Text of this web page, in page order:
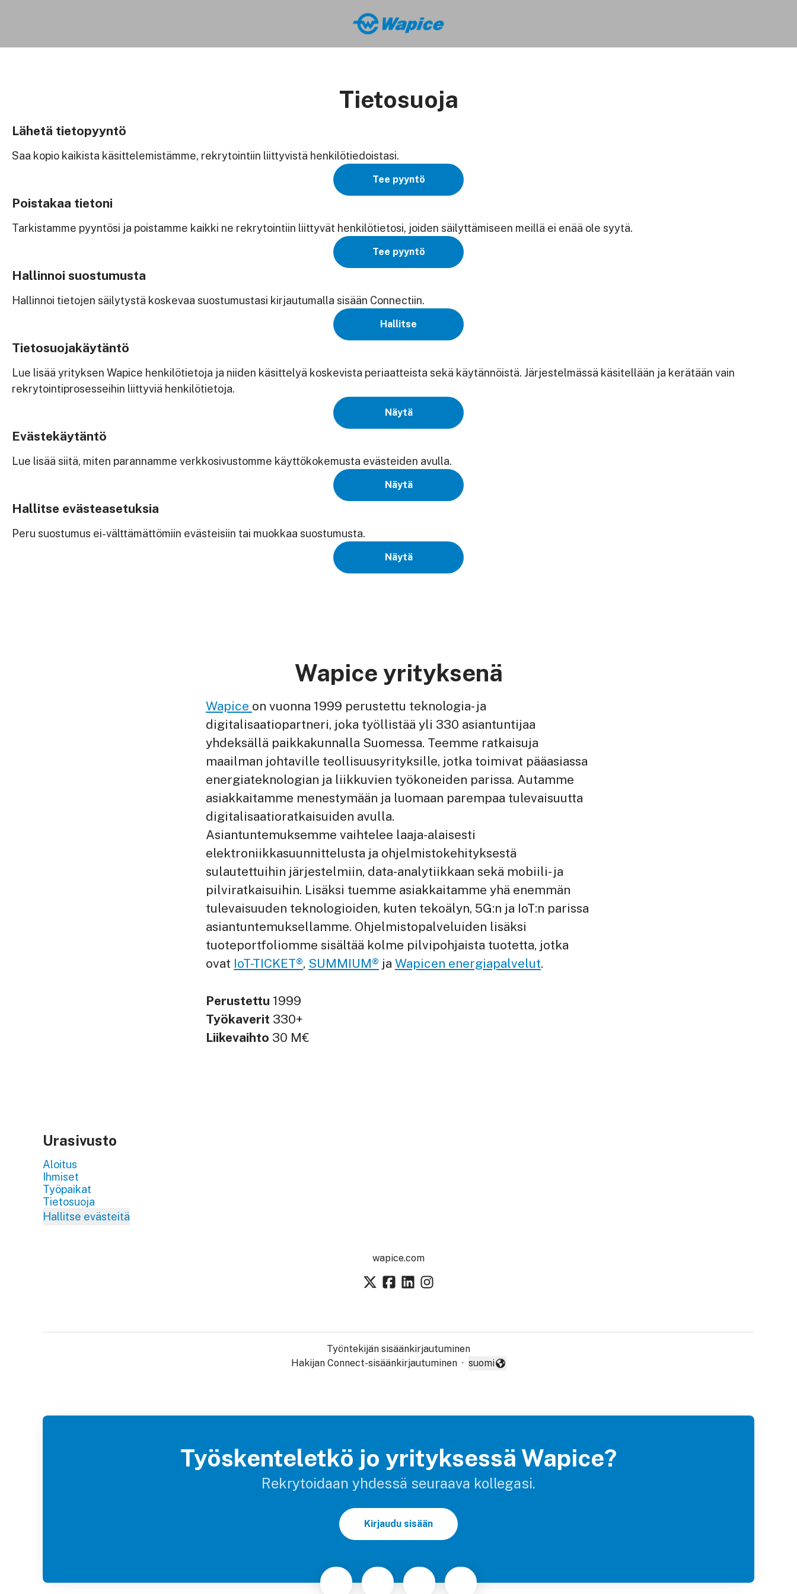
Tietosuoja
Lähetä tietopyyntö
Saa kopio kaikista käsittelemistämme, rekrytointiin liittyvistä henkilötiedoistasi.
Tee pyyntö
Poistakaa tietoni
Tarkistamme pyyntösi ja poistamme kaikki ne rekrytointiin liittyvät henkilötietosi, joiden säilyttämiseen meillä ei enää ole syytä.
Tee pyyntö
Hallinnoi suostumusta
Hallinnoi tietojen säilytystä koskevaa suostumustasi kirjautumalla sisään Connectiin.
Hallitse
Tietosuojakäytäntö
Lue lisää yrityksen Wapice henkilötietoja ja niiden käsittelyä koskevista periaatteista sekä käytännöistä. Järjestelmässä käsitellään ja kerätään vain
rekrytointiprosesseihin liittyviä henkilötietoja.
Näytä
Evästekäytäntö
Lue lisää siitä, miten parannamme verkkosivustomme käyttökokemusta evästeiden avulla.
Näytä
Hallitse evästeasetuksia
Peru suostumus ei-välttämättömiin evästeisiin tai muokkaa suostumusta.
Näytä
Wapice yrityksenä
Wapice on vuonna 1999 perustettu teknologia- ja
digitalisaatiopartneri, joka työllistää yli 330 asiantuntijaa
yhdeksällä paikkakunnalla Suomessa. Teemme ratkaisuja
maailman johtaville teollisuusyrityksille, jotka toimivat pääasiassa
energiateknologian ja liikkuvien työkoneiden parissa. Autamme
asiakkaitamme menestymään ja luomaan parempaa tulevaisuutta
digitalisaatioratkaisuiden avulla.
Asiantuntemuksemme vaihtelee laaja-alaisesti
elektroniikkasuunnittelusta ja ohjelmistokehityksestä
sulautettuihin järjestelmiin, data-analytiikkaan sekä mobiili- ja
pilviratkaisuihin. Lisäksi tuemme asiakkaitamme yhä enemmän
tulevaisuuden teknologioiden, kuten tekoälyn, 5G:n ja IoT:n parissa
asiantuntemuksellamme. Ohjelmistopalveluiden lisäksi
tuoteportfoliomme sisältää kolme pilvipohjaista tuotetta, jotka
ovat IoT-TICKET®, SUMMIUM® ja Wapicen energiapalvelut.
Perustettu 1999
Työkaverit 330+
Liikevaihto 30 M€
Urasivusto
Aloitus
Ihmiset
Työpaikat
Tietosuoja
Hallitse evästeitä
wapice.com
Työntekijän sisäänkirjautuminen
Hakijan Connect-sisäänkirjautuminen ·
Vaihda kieli
suomi
Työskenteletkö jo yrityksessä Wapice?
Rekrytoidaan yhdessä seuraava kollegasi.
Kirjaudu sisään